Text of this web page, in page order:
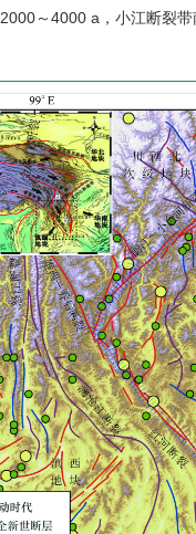
2000～4000 a，小江断裂